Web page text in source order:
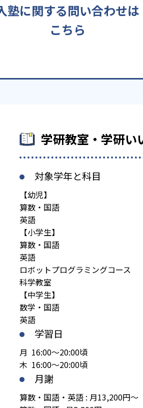
塾に関する問い合わせは
こちら
学研教室・学研い
対象学年と科目
【幼児】
算数・国語
英語
【小学生】
算数・国語
英語
ロボットプログラミングコース
科学教室
【中学生】
数学・国語
英語
学習日
月 16:00～20:00頃
木 16:00～20:00頃
月謝
算数・国語・英語 : 月13,200円～